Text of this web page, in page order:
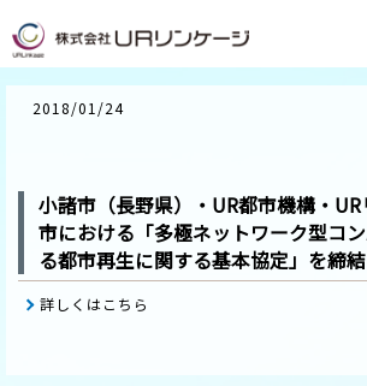
2018/01/24
小諸市（長野県）・UR都市機構・
市における「多極ネットワーク型コ
る都市再生に関する基本協定」を締結
詳しくはこちら